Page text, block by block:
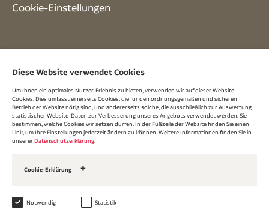
Cookie-Einstellungen
Diese Website verwendet Cookies
Um Ihnen ein optimales Nutzer-Erlebnis zu bieten, verwenden wir auf dieser Website
Cookies. Dies umfasst einerseits Cookies, die für den ordnungsgemäßen und sicheren
Betrieb der Website nötig sind, und andererseits solche, die ausschließlich zur Auswertung
statistischer Website-Daten zur Verbesserung unseres Angebots verwendet werden. Sie
bestimmen, welche Cookies wir setzen dürfen. In der Fußzeile der Website finden Sie einen
Link, um Ihre Einstellungen jederzeit ändern zu können. Weitere Informationen finden Sie in
unsererDatenschutzerklärung
Cookie-Erklärung
1. Notwendige Cookies
Notwendig Statistik